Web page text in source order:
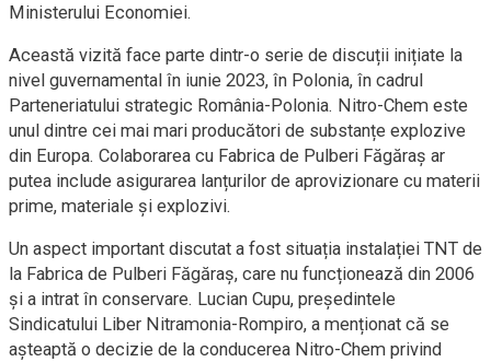
Ministerului Economiei.
Această vizită face parte dintr-o serie de discuții inițiate la
nivel guvernamental în iunie 2023, în Polonia, în cadrul
Parteneriatului strategic România-Polonia. Nitro-Chem este
unul dintre cei mai mari producători de substanțe explozive
din Europa. Colaborarea cu Fabrica de Pulberi Făgăraș ar
putea include asigurarea lanțurilor de aprovizionare cu materii
prime, materiale și explozivi.
Un aspect important discutat a fost situația instalației TNT de
la Fabrica de Pulberi Făgăraș, care nu funcționează din 2006
și a intrat în conservare. Lucian Cupu, președintele
Sindicatului Liber Nitramonia-Rompiro, a menționat că se
așteaptă o decizie de la conducerea Nitro-Chem privind